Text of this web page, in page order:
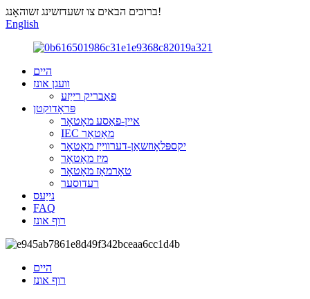
ברוכים הבאים צו זשעדזשינג זשוהאָנג!
English
היים
וועגן אונז
פאַבריק רייַזע
פּראָדוקטן
איין-פאַסע מאָטאָר
IEC מאָטאָר
יקספּלאָוזשאַן-דערווייַז מאָטאָר
מיז מאָטאָר
טאָרמאָז מאָטאָר
רעדוסער
נייַעס
FAQ
רוף אונז
היים
רוף אונז